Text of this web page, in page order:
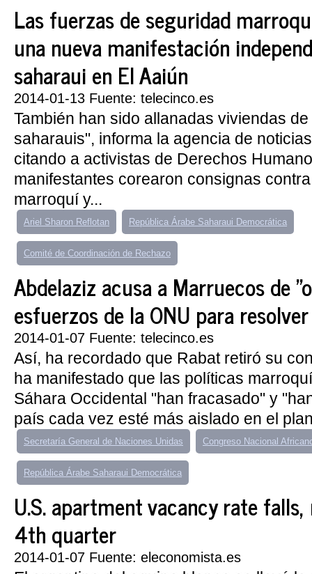
Las fuerzas de seguridad
una nueva manifestación
saharaui en El Aaiún
2014-01-13 Fuente: telecinco.es
También han sido allanadas viviendas
saharauis", informa la agencia de
citando a activistas de Derechos
manifestantes corearon consignas
marroquí y...
Ariel Sharon Reflotan República Árabe Saharaui Democrática
Comité de Coordinación de Rechazo
Abdelaziz acusa a Marruecos de
esfuerzos de la ONU para
2014-01-07 Fuente: telecinco.es
Así, ha recordado que Rabat retiró su
ha manifestado que las políticas
Sáhara Occidental "han fracasado" y
país cada vez esté más aislado en el
Secretaría General de Naciones Unidas Congreso Nacional
República Árabe Saharaui Democrática
U.S. apartment vacancy rate
4th quarter
2014-01-07 Fuente: eleconomista.es